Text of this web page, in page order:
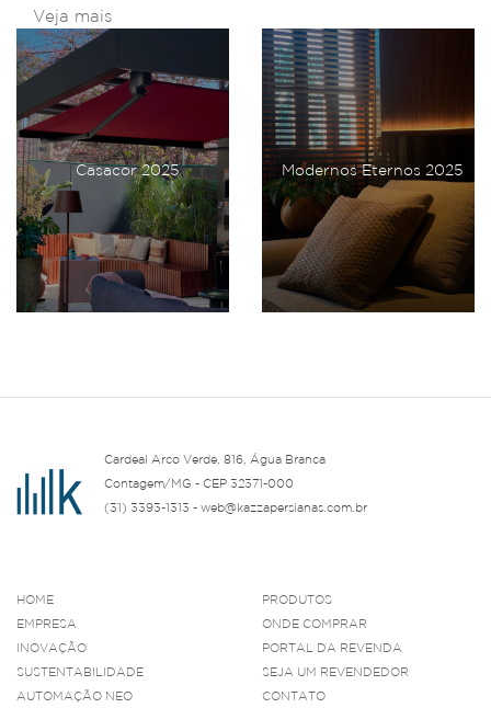
Veja mais
Casacor 2025 Modernos Eternos 2025
Cardeal Arco Verde, 816, Água Branca
Contagem/MG - CEP 32371-000
(31) 3393-1313 - web@kazzapersianas.com.br
HOME
EMPRESA
INOVAÇÃO
SUSTENTABILIDADE
AUTOMAÇÃO NEO
PRODUTOS
ONDE COMPRAR
PORTAL DA REVENDA
SEJA UM REVENDEDOR
CONTATO